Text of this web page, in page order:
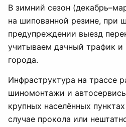
В зимний сезон
на шипованной резине, при
предупреждении выезд
учитываем дачный трафик и
города.
Инфраструктура на трассе
шиномонтажи и
крупных населённых
случае прокола или